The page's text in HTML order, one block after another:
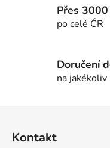
Přes
po celé ČR
Doručení
na
Kontakt